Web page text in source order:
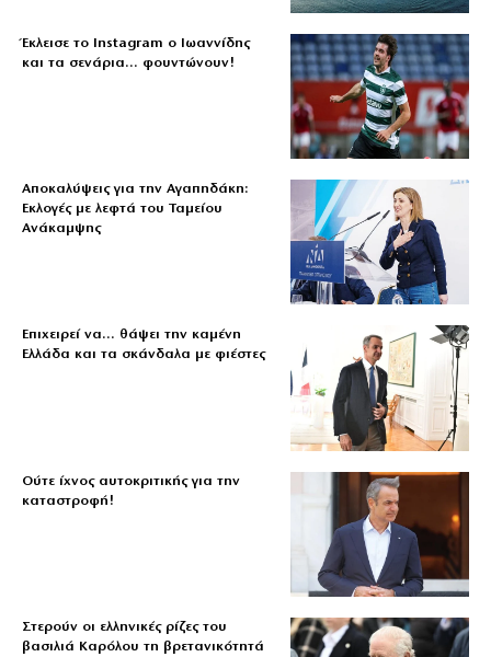
Έκλεισε το Instagram ο Ιωαννίδης
και τα σενάρια… φουντώνουν!
Αποκαλύψεις για την Αγαπηδάκη:
Εκλογές με λεφτά του Ταμείου
Ανάκαμψης
Επιχειρεί να… θάψει την καμένη
Ελλάδα και τα σκάνδαλα με φιέστες
Ούτε ίχνος αυτοκριτικής για την
καταστροφή!
Στερούν οι ελληνικές ρίζες του
βασιλιά Καρόλου τη βρετανικότητά